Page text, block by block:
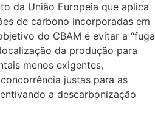
da União Europeia que aplica
de carbono incorporadas em
do CBAM é evitar a “fuga
da produção para
menos exigentes,
justas para as
a descarbonização